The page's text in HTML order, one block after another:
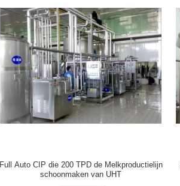
Full Auto CIP die 200 TPD de Melkproductielijn
schoonmaken van UHT